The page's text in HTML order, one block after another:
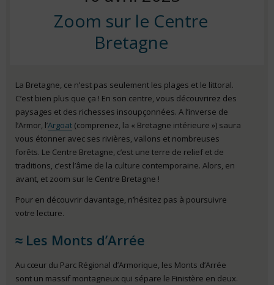
on
Zoom sur le Centre
Bretagne
La Bretagne, ce n’est pas seulement les plages et le littoral.
C’est bien plus que ça ! En son centre, vous découvrirez des
paysages et des richesses insoupçonnées. A l’inverse de
l’Armor, l’Argoat (comprenez, la « Bretagne intérieure ») saura
vous étonner avec ses rivières, vallons et nombreuses
forêts. Le Centre Bretagne, c’est une terre de relief et de
traditions, c’est l’âme de la culture contemporaine. Alors, en
avant, et zoom sur le Centre Bretagne !
Pour en découvrir davantage, n’hésitez pas à poursuivre
votre lecture.
Les Monts d’Arrée
Au cœur du Parc Régional d’Armorique, les Monts d’Arrée
sont un massif montagneux qui sépare le Finistère en deux.